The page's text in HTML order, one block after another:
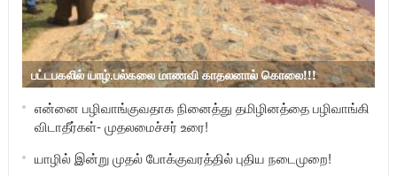
பட்டபகலில் யாழ்.பல்கலை மாணவி காதலனால் கொலை!!!
என்னை பழிவாங்குவதாக நினைத்து தமிழினத்தை பழிவாங்கி
விடாதீர்கள்- முதலமைச்சர் உரை!
யாழில் இன்று முதல் போக்குவரத்தில் புதிய நடைமுறை!